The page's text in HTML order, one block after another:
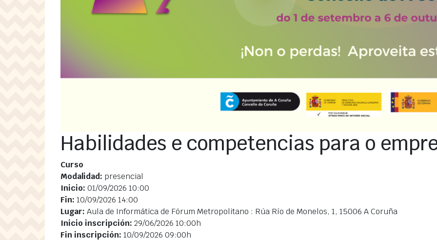
Habilidades e competencias para o
Curso
Modalidad: presencial
Inicio: 01/09/2026 10:00
Fin: 10/09/2026 14:00
Lugar: Aula de Informática de Fórum Metropolitano : Rúa Río de Monelos, 1, 15006 A Coruña
Inicio inscripción: 29/06/2026 10:00h
Fin inscripción: 10/09/2026 09:00h